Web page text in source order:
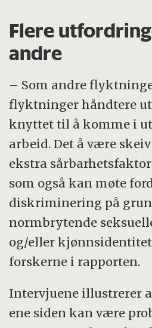
Flere
andre
– Som andre
flyktninger håndtere
knyttet til å komme i
arbeid. Det å være
ekstra
som også kan møte
diskriminering på
normbrytende
og/eller
forskerne i rapporten.
Intervjuene illustrerer
ene siden kan være